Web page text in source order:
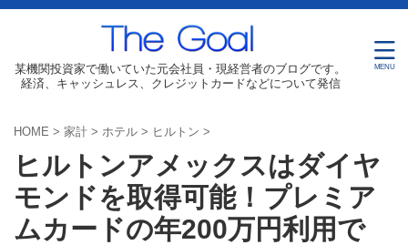
某機関投資家で働いていた元会社員・現経営者のブログです。
経済、キャッシュレス、クレジットカードなどについて発信
HOME > 家計 > ホテル > ヒルトン >
ヒルトンアメックスはダイヤ
モンドを取得可能！プレミア
ムカードの年200万円利用で